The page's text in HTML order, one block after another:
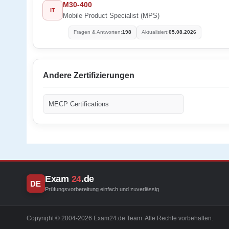
IT
M30-400
Mobile Product Specialist (MPS)
Fragen & Antworten:198 Aktualisiert:05.08.2026
Andere Zertifizierungen
MECP Certifications
DE Exam 24.de
Prüfungsvorbereitung einfach und zuverlässig
Copyright © 2004-2026 Exam24.de Team. Alle Rechte vorbehalten.